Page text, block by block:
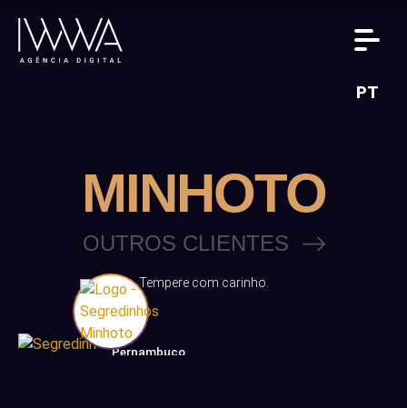
PT
MINHOTO
OUTROS CLIENTES
Tempere com carinho.
Pernambuco